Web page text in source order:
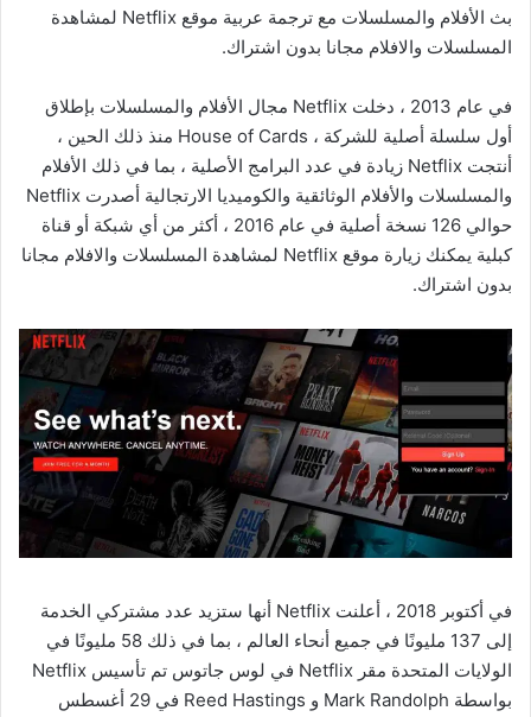
بث الأفلام والمسلسلات مع ترجمة عربية موقع Netflix لمشاهدة
المسلسلات والافلام مجانا بدون اشتراك.
في عام 2013 ، دخلت Netflix مجال الأفلام والمسلسلات بإطلاق
أول سلسلة أصلية للشركة ، House of Cards منذ ذلك الحين ،
أنتجت Netflix زيادة في عدد البرامج الأصلية ، بما في ذلك الأفلام
والمسلسلات والأفلام الوثائقية والكوميديا ​​الارتجالية أصدرت Netflix
حوالي 126 نسخة أصلية في عام 2016 ، أكثر من أي شبكة أو قناة
كبلية يمكنك زيارة موقع Netflix لمشاهدة المسلسلات والافلام مجانا
بدون اشتراك.
في أكتوبر 2018 ، أعلنت Netflix أنها ستزيد عدد مشتركي الخدمة
إلى 137 مليونًا في جميع أنحاء العالم ، بما في ذلك 58 مليونًا في
الولايات المتحدة مقر Netflix في لوس جاتوس تم تأسيس Netflix
بواسطة Mark Randolph و Reed Hastings في 29 أغسطس